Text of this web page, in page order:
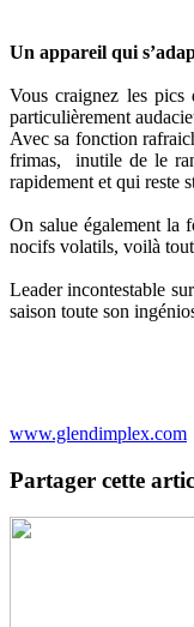
Un appareil qui
Vous craignez les
particulièrement
Avec sa fonction
frimas, inutile de le
rapidement et qui reste
On salue également la
nocifs volatils, voilà
Leader incontestable
saison toute son
www.glendimplex.com
Partager cette